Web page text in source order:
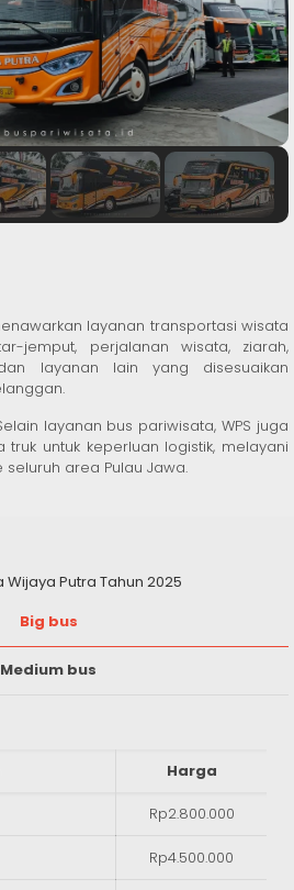
layanan transportasi wisata
jemput, perjalanan wisata, ziarah,
layanan lain yang disesuaikan
layanan bus pariwisata, WPS juga
untuk keperluan logistik, melayani
area Pulau Jawa.
Putra Tahun 2025
Big bus
Medium bus
Harga
Rp2.800.000
Rp4.500.000